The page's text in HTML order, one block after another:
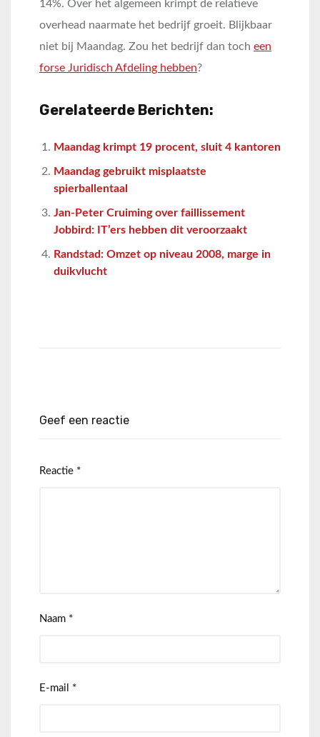
14%. Over het algemeen krimpt de relatieve
overhead naarmate het bedrijf groeit. Blijkbaar
niet bij Maandag. Zou het bedrijf dan toch een
forse Juridisch Afdeling hebben?
Gerelateerde Berichten:
Maandag krimpt 19 procent, sluit 4 kantoren
Maandag gebruikt misplaatste
spierballentaal
Jan-Peter Cruiming over faillissement
Jobbird: IT’ers hebben dit veroorzaakt
Randstad: Omzet op niveau 2008, marge in
duikvlucht
Geef een reactie
Reactie *
Naam *
E-mail *